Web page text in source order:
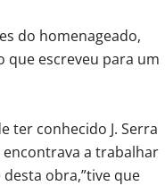
do homenageado,
que escreveu para um
ter conhecido J. Serra
a trabalhar
obra,”tive que